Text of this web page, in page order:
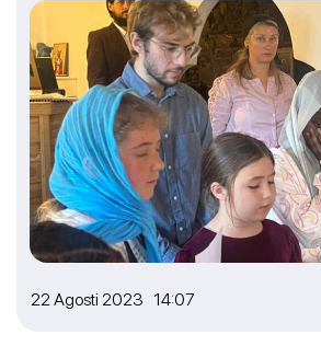
22 Agosti 2023 14:07